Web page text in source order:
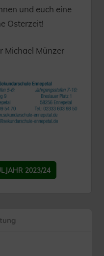
und euch eine
Osterzeit!
Michael Münzer
2023/24